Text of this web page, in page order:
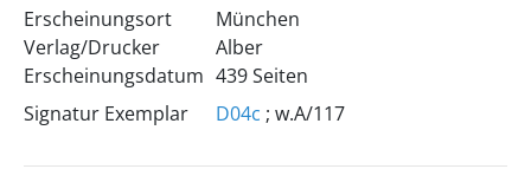
Erscheinungsort
Verlag/Drucker
Erscheinungsdatum
München
Alber
439 Seiten
Signatur Exemplar
D04c ; w.A/117